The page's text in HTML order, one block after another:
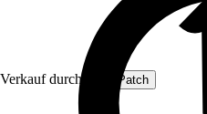
Verkauf durch: ProfiPatch